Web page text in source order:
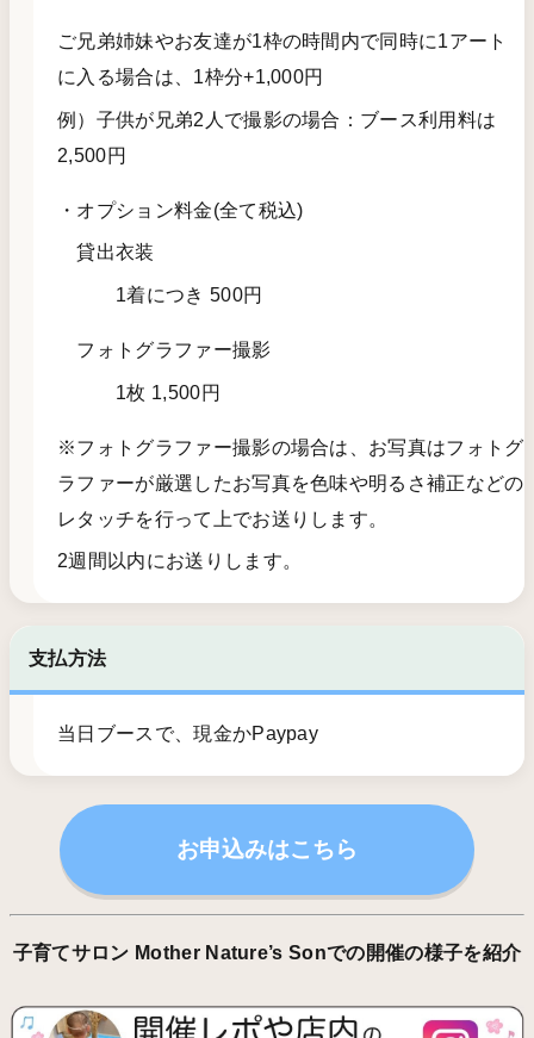
ご兄弟姉妹やお友達が1枠の時間内で同時に1アート
に入る場合は、1枠分+1,000円
例）子供が兄弟2人で撮影の場合：ブース利用料は
2,500円
・オプション料金(全て税込)
貸出衣装
1着につき 500円
フォトグラファー撮影
1枚 1,500円
※フォトグラファー撮影の場合は、お写真はフォトグ
ラファーが厳選したお写真を色味や明るさ補正などの
レタッチを行って上でお送りします。
2週間以内にお送りします。
支払方法
当日ブースで、現金かPaypay
お申込みはこちら
子育てサロン Mother Nature’s Sonでの開催の様子を紹介